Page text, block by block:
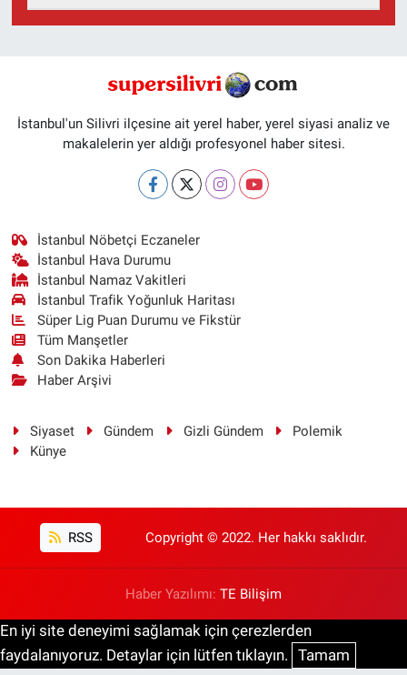
İstanbul'un Silivri ilçesine ait yerel haber, yerel siyasi analiz ve
makalelerin yer aldığı profesyonel haber sitesi.
İstanbul Nöbetçi Eczaneler
İstanbul Hava Durumu
İstanbul Namaz Vakitleri
İstanbul Trafik Yoğunluk Haritası
Süper Lig Puan Durumu ve Fikstür
Tüm Manşetler
Son Dakika Haberleri
Haber Arşivi
Siyaset Gündem Gizli Gündem
Polemik
Künye
RSS Copyright © 2022. Her hakkı saklıdır.
Haber Yazılımı: TE Bilişim
En iyi site deneyimi sağlamak için çerezlerden
faydalanıyoruz. Detaylar için lütfen tıklayın. Tamam